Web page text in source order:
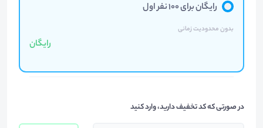
رایگان برای ۱۰۰ نفر اول
بدون محدودیت زمانی
رایگان
در صورتی که کد تخفیف دارید، وارد کنید